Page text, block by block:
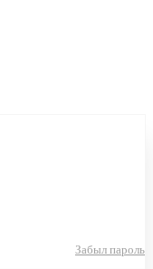
Забыл пароль